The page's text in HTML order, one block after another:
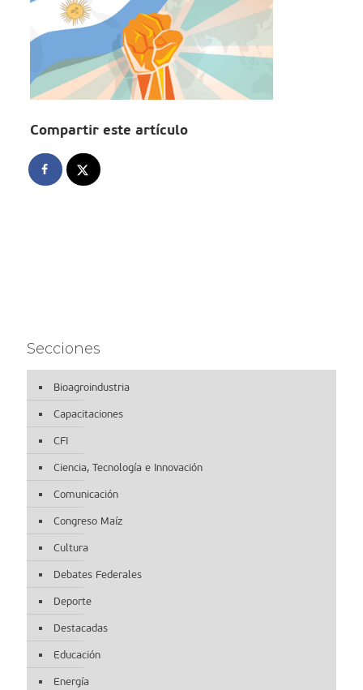
Compartir este artículo
Secciones
Bioagroindustria
Capacitaciones
CFI
Ciencia, Tecnología e Innovación
Comunicación
Congreso Maíz
Cultura
Debates Federales
Deporte
Destacadas
Educación
Energía